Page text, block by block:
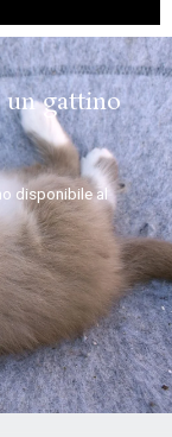
un gattino
disponibile al